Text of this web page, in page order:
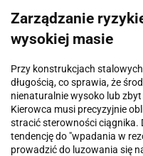
Zarządzanie
wysokiej masie
Przy konstrukcjach
długością, co sprawia, że
nienaturalnie wysoko lub
Kierowca musi precyzyjnie
stracić sterowności ciągnika.
tendencję do "wpadania w
prowadzić do luzowania się